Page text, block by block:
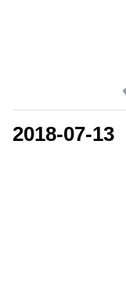
2018-07-13